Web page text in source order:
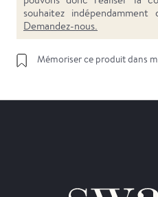
souhaitez
Demandez-nous.
Mémoriser ce produit dans